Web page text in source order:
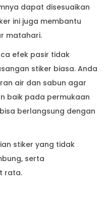
dapat disesuaikan
ini juga membantu
matahari.
efek pasir tidak
stiker biasa. Anda
air dan sabun agar
baik pada permukaan
berlangsung dengan
stiker yang tidak
serta
rata.